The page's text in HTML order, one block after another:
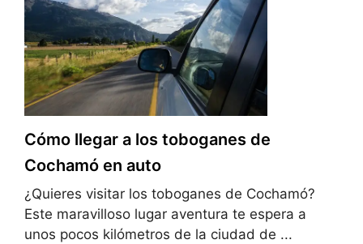
Cómo llegar a los toboganes de
Cochamó en auto
¿Quieres visitar los toboganes de Cochamó?
Este maravilloso lugar aventura te espera a
unos pocos kilómetros de la ciudad de ...